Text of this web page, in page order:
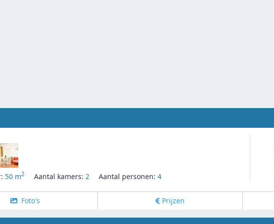
50 m2 Aantal kamers: 2 Aantal personen: 4
Foto's Prijzen